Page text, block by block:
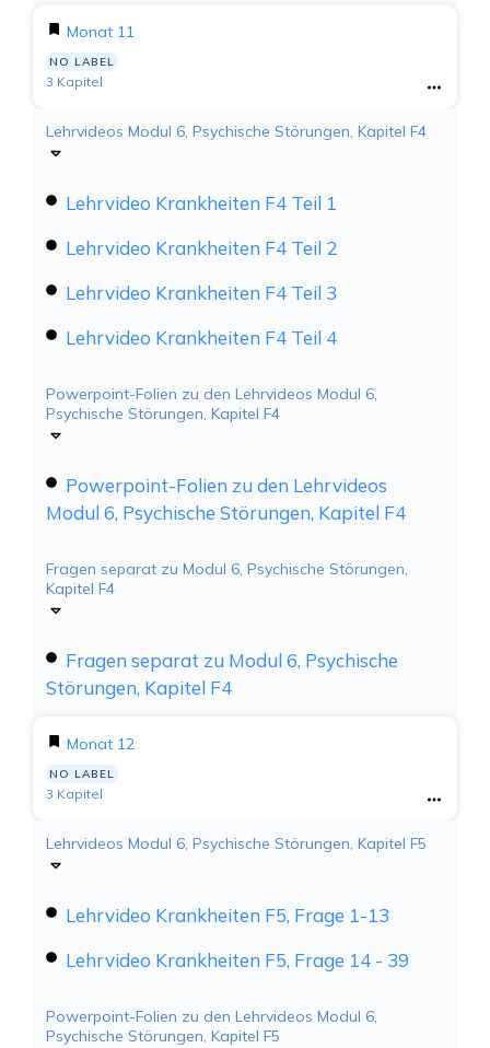
Monat 11
NO LABEL
3 Kapitel
Lehrvideos Modul 6, Psychische Störungen, Kapitel F4
Lehrvideo Krankheiten F4 Teil 1
Lehrvideo Krankheiten F4 Teil 2
Lehrvideo Krankheiten F4 Teil 3
Lehrvideo Krankheiten F4 Teil 4
Powerpoint-Folien zu den Lehrvideos Modul 6,
Psychische Störungen, Kapitel F4
Powerpoint-Folien zu den Lehrvideos
Modul 6, Psychische Störungen, Kapitel F4
Fragen separat zu Modul 6, Psychische Störungen,
Kapitel F4
Fragen separat zu Modul 6, Psychische
Störungen, Kapitel F4
Monat 12
NO LABEL
3 Kapitel
Lehrvideos Modul 6, Psychische Störungen, Kapitel F5
Lehrvideo Krankheiten F5, Frage 1-13
Lehrvideo Krankheiten F5, Frage 14 - 39
Powerpoint-Folien zu den Lehrvideos Modul 6,
Psychische Störungen, Kapitel F5